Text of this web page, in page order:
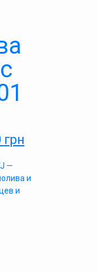
грн
—
и
и